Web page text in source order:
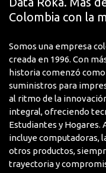
Voltaje de
Colombia con la
Somos una empresa
creada en 1996. Con
historia comenzó
suministros para
al ritmo de la
integral, ofreciendo
Estudiantes y
incluye computadoras,
otros productos,
trayectoria y